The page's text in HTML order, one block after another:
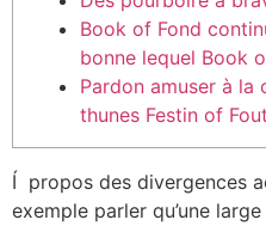
Book of Fond
bonne lequel Book
Pardon amuser à la
thunes Festin of
Í propos des divergences
exemple parler qu’une